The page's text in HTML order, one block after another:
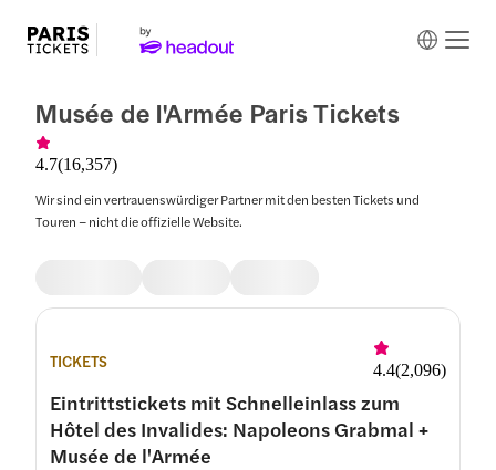
Musée de l'Armée Paris Tickets
4.7(16,357)
Wir sind ein vertrauenswürdiger Partner mit den besten Tickets und
Touren – nicht die offizielle Website.
TICKETS 4.4(2,096)
Eintrittstickets mit Schnelleinlass zum
Hôtel des Invalides: Napoleons Grabmal +
Musée de l'Armée